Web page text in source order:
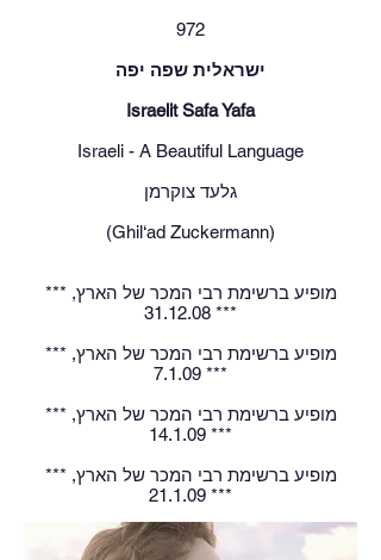
972
ישראלית שפה יפה
Israelit Safa Yafa
Israeli - A Beautiful Language
גלעד צוקרמן
(Ghil‘ad Zuckermann)
*** מופיע ברשימת רבי המכר של הארץ,
31.12.08 ***
*** מופיע ברשימת רבי המכר של הארץ,
7.1.09 ***
*** מופיע ברשימת רבי המכר של הארץ,
14.1.09 ***
*** מופיע ברשימת רבי המכר של הארץ,
21.1.09 ***